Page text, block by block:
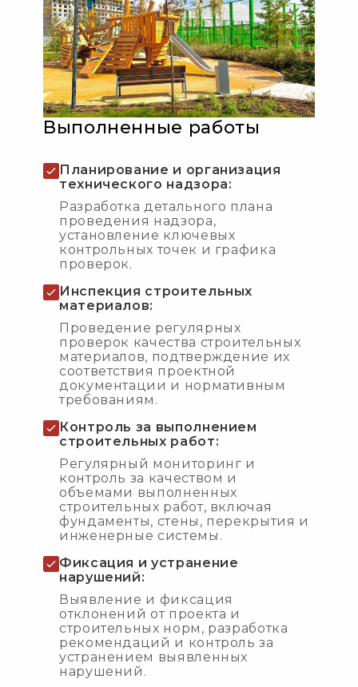
Выполненные работы
Планирование и организация
технического надзора:
Разработка детального плана
проведения надзора,
установление ключевых
контрольных точек и графика
проверок.
Инспекция строительных
материалов:
Проведение регулярных
проверок качества строительных
материалов, подтверждение их
соответствия проектной
документации и нормативным
требованиям.
Контроль за выполнением
строительных работ:
Регулярный мониторинг и
контроль за качеством и
объемами выполненных
строительных работ, включая
фундаменты, стены, перекрытия и
инженерные системы.
Фиксация и устранение
нарушений:
Выявление и фиксация
отклонений от проекта и
строительных норм, разработка
рекомендаций и контроль за
устранением выявленных
нарушений.